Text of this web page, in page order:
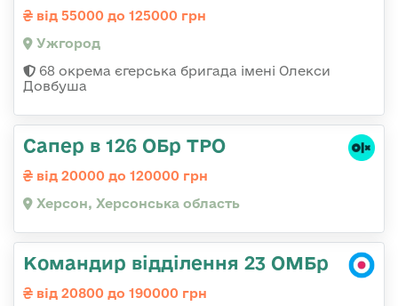
від 55000 до 125000 грн
Ужгород
68 окрема єгерська бригада імені Олекси
Довбуша
Сапер в 126 ОБр ТРО
від 20000 до 120000 грн
Херсон, Херсонська область
Командир відділення 23 ОМБр
від 20800 до 190000 грн